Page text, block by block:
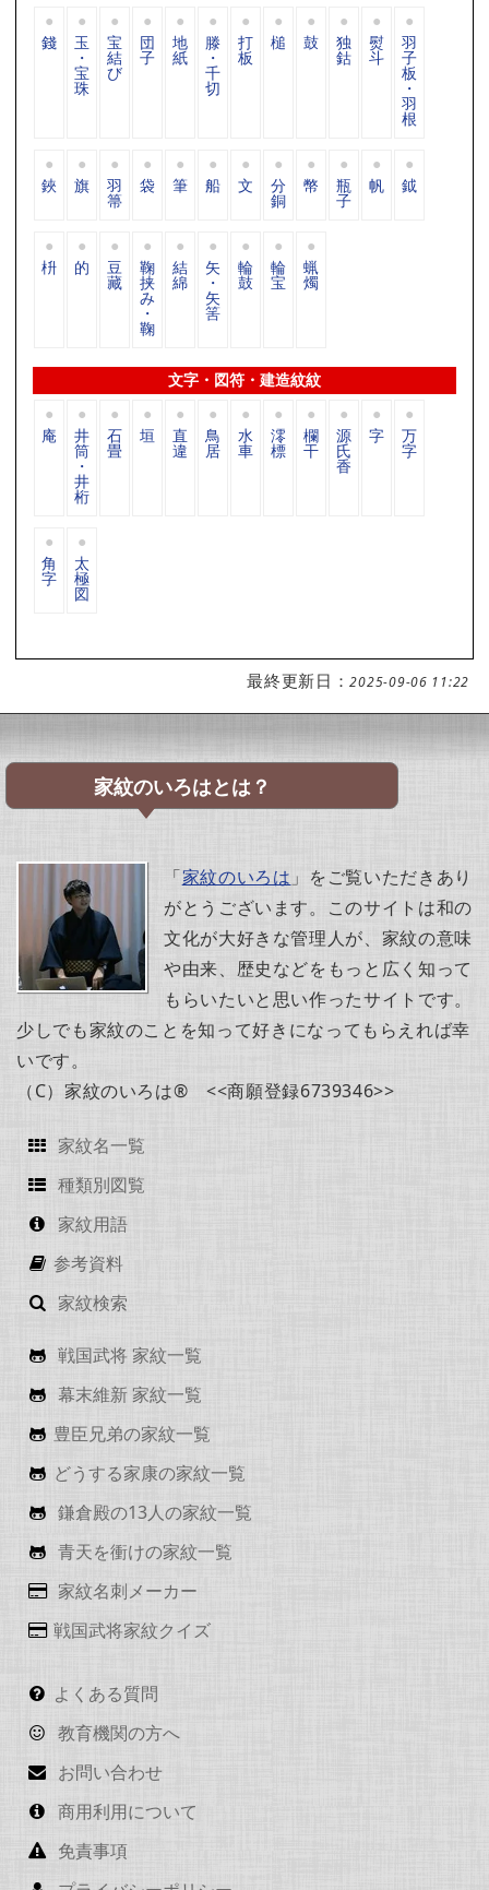
錢 玉
・
宝
珠
宝
結
び
団
子
地
紙
滕
・
千
切
打
板
槌 鼓 独
鈷
熨
斗
羽
子
板
・
羽
根
鋏 旗 羽
箒
袋 筆 船 文 分
銅
幣 瓶
子
帆 鉞
枡 的 豆
藏
鞠
挟
み
・
鞠
結
綿
矢
・
矢
筈
輪
鼓
輪
宝
蝋
燭
文字・図符・建造紋紋
庵 井
筒
・
井
桁
石
畳
垣 直
違
鳥
居
水
車
澪
標
欄
干
源
氏
香
字 万
字
角
字
太
極
図
最終更新日：2025-09-06 11:22
家紋のいろはとは？
「家紋のいろは 」をご覧いただきあり
がとうございます。このサイトは和の
文化が大好きな管理人が、家紋の意味
や由来、歴史などをもっと広く知って
もらいたいと思い作ったサイトです。
少しでも家紋のことを知って好きになってもらえれば幸
いです。
（C）家紋のいろは® <<商願登録6739346>>
家紋名一覧
種類別図覧
家紋用語
参考資料
家紋検索
戦国武将 家紋一覧
幕末維新 家紋一覧
豊臣兄弟の家紋一覧
どうする家康の家紋一覧
鎌倉殿の13人の家紋一覧
青天を衝けの家紋一覧
家紋名刺メーカー
戦国武将家紋クイズ
よくある質問
教育機関の方へ
お問い合わせ
商用利用について
免責事項